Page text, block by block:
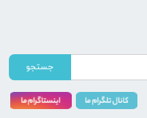
جستجو